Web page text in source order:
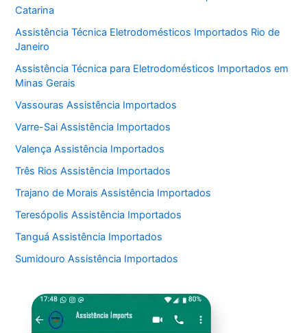
Catarina
Assistência Técnica Eletrodomésticos Importados Rio de
Janeiro
Assistência Técnica para Eletrodomésticos Importados em
Minas Gerais
Vassouras Assistência Importados
Varre-Sai Assistência Importados
Valença Assistência Importados
Três Rios Assistência Importados
Trajano de Morais Assistência Importados
Teresópolis Assistência Importados
Tanguá Assistência Importados
Sumidouro Assistência Importados